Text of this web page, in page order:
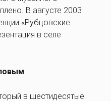
В августе 2003
«Рубцовские
в селе
в шестидесятые